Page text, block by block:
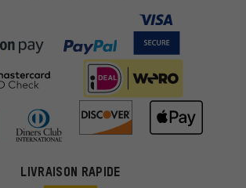
LIVRAISON RAPIDE